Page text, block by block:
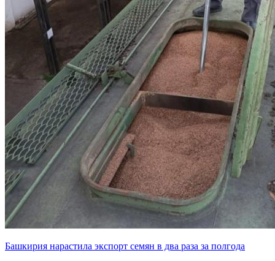
Башкирия нарастила экспорт семян в два раза за полгода